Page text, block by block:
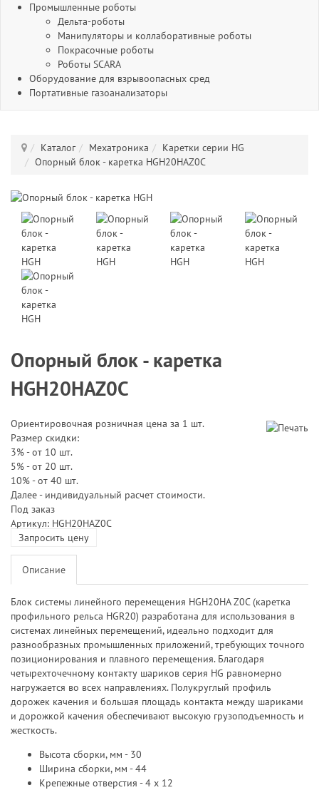
Промышленные роботы
Дельта-роботы
Манипуляторы и коллаборативные роботы
Покрасочные роботы
Роботы SCARA
Оборудование для взрывоопасных сред
Портативные газоанализаторы
Каталог Мехатроника
Каретки серии HG
Опорный блок - каретка HGH20HAZ0C
Опорный блок - каретка
HGH20HAZ0C
Ориентировочная розничная цена за 1 шт.
Размер скидки:
3% - от 10 шт.
5% - от 20 шт.
10% - от 40 шт.
Далее - индивидуальный расчет стоимости.
Под заказ
Артикул: HGH20HAZ0C
Запросить цену
Описание
Блок системы линейного перемещения HGH20HA Z0C (каретка
профильного рельса HGR20) разработана для использования в
системах линейных перемещений, идеально подходит для
разнообразных промышленных приложений, требующих точного
позиционирования и плавного перемещения. Благодаря
четырехточечному контакту шариков серия HG равномерно
нагружается во всех направлениях. Полукруглый профиль
дорожек качения и большая площадь контакта между шариками
и дорожкой качения обеспечивают высокую грузоподъемность и
жесткость.
Высота сборки, мм - 30
Ширина сборки, мм - 44
Крепежные отверстия - 4 х 12